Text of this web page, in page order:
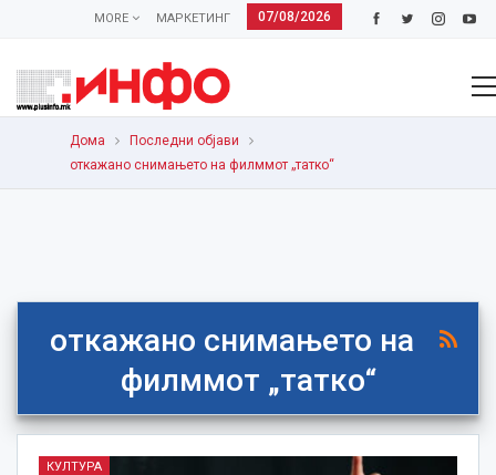
07/08/2026
МАРКЕТИНГ
MORE
Дома
Последни објави
откажано снимањето на филммот „татко“
откажано снимањето на
филммот „татко“
КУЛТУРА